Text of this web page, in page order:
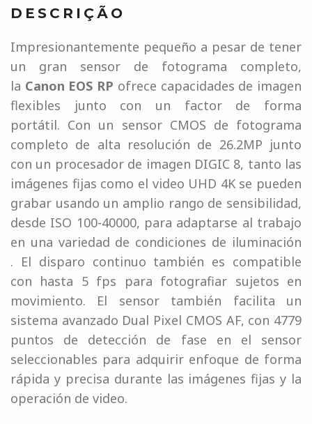
DESCRIÇÃO
Impresionantemente pequeño a pesar de tener
un gran sensor de fotograma completo,
la Canon EOS RP ofrece capacidades de imagen
flexibles junto con un factor de forma
portátil. Con un sensor CMOS de fotograma
completo de alta resolución de 26.2MP junto
con un procesador de imagen DIGIC 8, tanto las
imágenes fijas como el video UHD 4K se pueden
grabar usando un amplio rango de sensibilidad,
desde ISO 100-40000, para adaptarse al trabajo
en una variedad de condiciones de iluminación
. El disparo continuo también es compatible
con hasta 5 fps para fotografiar sujetos en
movimiento. El sensor también facilita un
sistema avanzado Dual Pixel CMOS AF, con 4779
puntos de detección de fase en el sensor
seleccionables para adquirir enfoque de forma
rápida y precisa durante las imágenes fijas y la
operación de video.